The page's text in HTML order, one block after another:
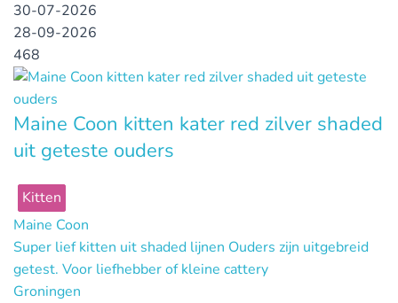
30-07-2026
28-09-2026
468
Maine Coon kitten kater red zilver shaded
uit geteste ouders
Kitten
Maine Coon
Super lief kitten uit shaded lijnen Ouders zijn uitgebreid
getest. Voor liefhebber of kleine cattery
Groningen